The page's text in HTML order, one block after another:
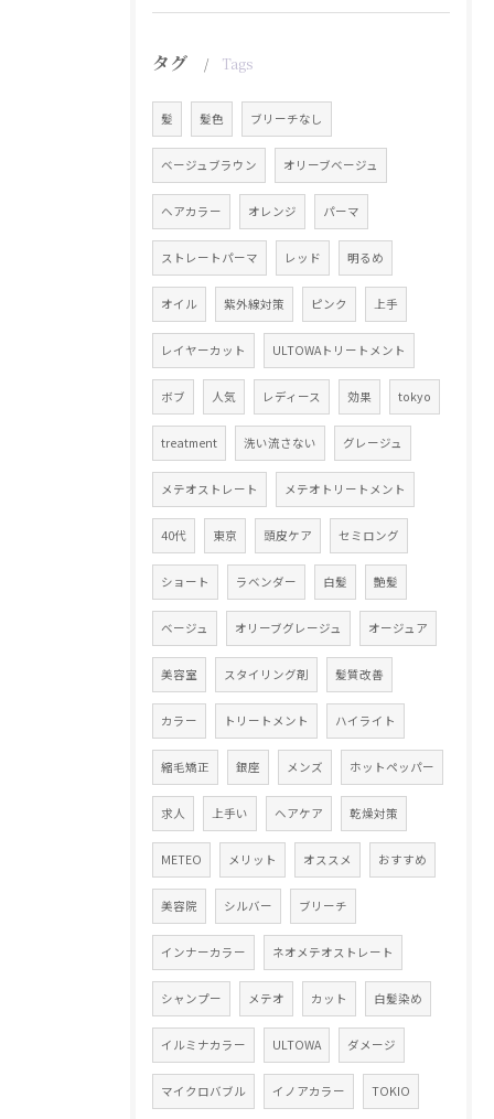
タグ Tags
髪 髪色 ブリーチなし
ベージュブラウン オリーブベージュ
ヘアカラー オレンジ パーマ
ストレートパーマ レッド 明るめ
オイル 紫外線対策 ピンク 上手
レイヤーカット ULTOWAトリートメント
ボブ 人気 レディース 効果 tokyo
treatment 洗い流さない グレージュ
メテオストレート メテオトリートメント
40代 東京 頭皮ケア セミロング
ショート ラベンダー 白髪 艶髪
ベージュ オリーブグレージュ オージュア
美容室 スタイリング剤 髪質改善
カラー トリートメント ハイライト
縮毛矯正 銀座 メンズ ホットペッパー
求人 上手い ヘアケア 乾燥対策
METEO メリット オススメ おすすめ
美容院 シルバー ブリーチ
インナーカラー ネオメテオストレート
シャンプー メテオ カット 白髪染め
イルミナカラー ULTOWA ダメージ
マイクロバブル イノアカラー TOKIO